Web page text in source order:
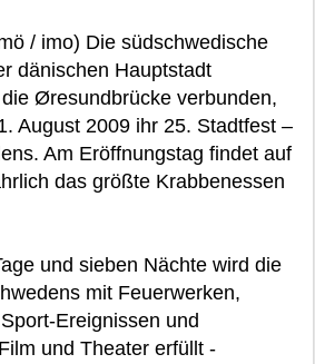
/ imo) Die südschwedische
dänischen Hauptstadt
Øresundbrücke verbunden,
August 2009 ihr 25. Stadtfest –
Am Eröffnungstag findet auf
das größte Krabbenessen
und sieben Nächte wird die
mit Feuerwerken,
Ereignissen und
und Theater erfüllt -